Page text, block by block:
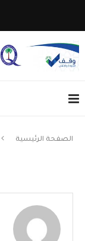
الصفحة الرئيسية